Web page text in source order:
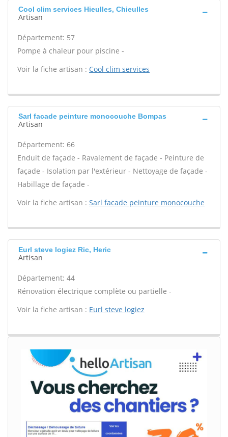
Cool clim services Hieulles, Chieulles
Artisan
Département: 57
Pompe à chaleur pour piscine -
Voir la fiche artisan : Cool clim services
Sarl facade peinture monocouche Bompas
Artisan
Département: 66
Enduit de façade - Ravalement de façade - Peinture de
façade - Isolation par l'extérieur - Nettoyage de façade -
Habillage de façade -
Voir la fiche artisan : Sarl facade peinture monocouche
Eurl steve logiez Ric, Heric
Artisan
Département: 44
Rénovation électrique complète ou partielle -
Voir la fiche artisan : Eurl steve logiez